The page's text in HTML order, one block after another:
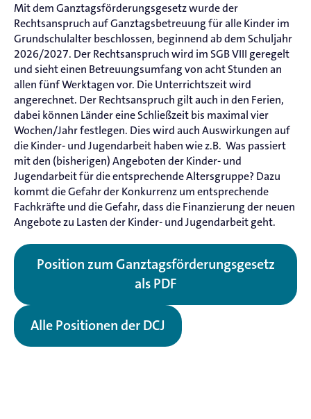
Mit dem Ganztagsförderungsgesetz wurde der
Rechtsanspruch auf Ganztagsbetreuung für alle Kinder im
Grundschulalter beschlossen, beginnend ab dem Schuljahr
2026/2027. Der Rechtsanspruch wird im SGB VIII geregelt
und sieht einen Betreuungsumfang von acht Stunden an
allen fünf Werktagen vor. Die Unterrichtszeit wird
angerechnet. Der Rechtsanspruch gilt auch in den Ferien,
dabei können Länder eine Schließzeit bis maximal vier
Wochen/Jahr festlegen. Dies wird auch Auswirkungen auf
die Kinder- und Jugendarbeit haben wie z.B. Was passiert
mit den (bisherigen) Angeboten der Kinder- und
Jugendarbeit für die entsprechende Altersgruppe? Dazu
kommt die Gefahr der Konkurrenz um entsprechende
Fachkräfte und die Gefahr, dass die Finanzierung der neuen
Angebote zu Lasten der Kinder- und Jugendarbeit geht.
Position zum Ganztagsförderungsgesetz
als PDF
Alle Positionen der DCJ